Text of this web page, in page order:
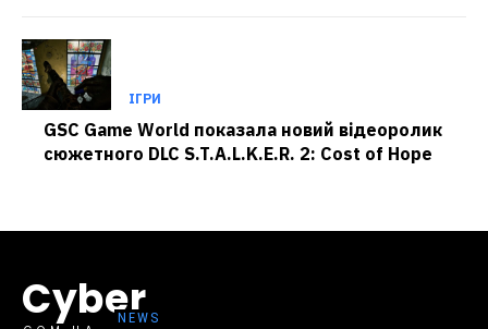
ІГРИ
GSC Game World показала новий відеоролик
сюжетного DLC S.T.A.L.K.E.R. 2: Cost of Hope
Cyber